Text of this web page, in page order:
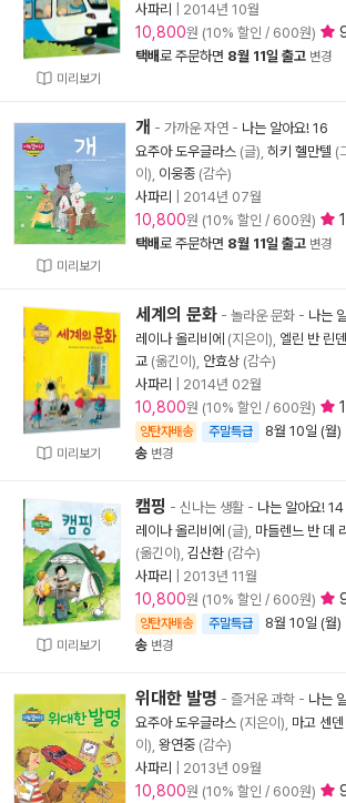
미리보기
사파리
2014년 10월
10,800원 (10% 할인 / 600원)
택배로 주문하면 8월 11일 출고 변경
미리보기
개 - 가까운 자연 - 나는 알아요! 16
요주아 도우글라스 (글), 히키 헬만텔 (
이), 이웅종 (감수)
사파리
2014년 07월
10,800원 (10% 할인 / 600원)
택배로 주문하면 8월 11일 출고 변경
미리보기
세계의 문화 - 놀라운 문화 - 나는
레이나 올리비에 (지은이), 엘린 반 린
교 (옮긴이), 안효상 (감수)
사파리
2014년 02월
10,800원 (10% 할인 / 600원)
양탄자배송 주말특급 8월 10일 (월)
송 변경
미리보기
캠핑 - 신나는 생활 - 나는 알아요! 14
레이나 올리비에 (글), 마들렌느 반 데
(옮긴이), 김산환 (감수)
사파리
2013년 11월
10,800원 (10% 할인 / 600원)
양탄자배송 주말특급 8월 10일 (월)
송 변경
위대한 발명 - 즐거운 과학 - 나는
요주아 도우글라스 (지은이), 마고 센덴
이), 왕연중 (감수)
사파리
2013년 09월
10,800원 (10% 할인 / 600원)